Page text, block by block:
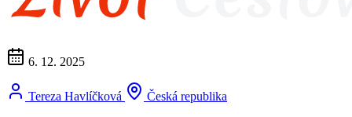
6. 12. 2025
Tereza Havlíčková Česká republika